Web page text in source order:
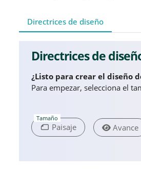
Directrices de diseño
Directrices de
¿Listo para crear el diseño
Para empezar, selecciona el
Tamaño
Paisaje Avance